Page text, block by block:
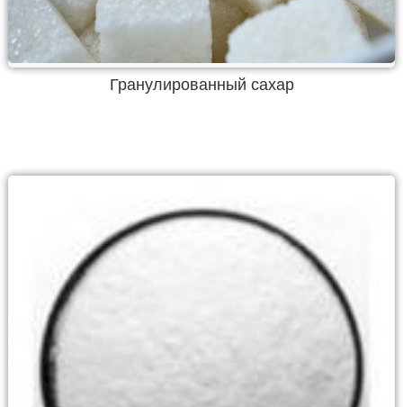
Гранулированный сахар